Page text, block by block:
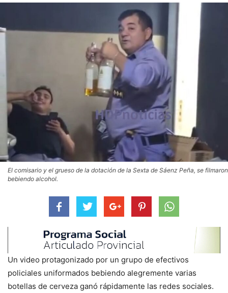
El comisario y el grueso de la dotación de la Sexta de Sáenz Peña, se filmaron
bebiendo alcohol.
Un video protagonizado por un grupo de efectivos
policiales uniformados bebiendo alegremente varias
botellas de cerveza ganó rápidamente las redes sociales.